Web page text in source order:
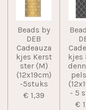
Beads by
DEB
Cadeauza
kjes Kerst
ster (M)
(12x19cm)
-5stuks
€ 1,39
kjes
- 5
€